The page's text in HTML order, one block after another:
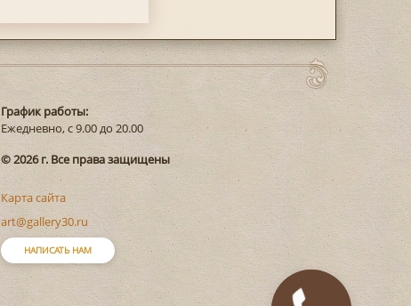
График работы:
Ежедневно, с 9.00 до 20.00
© 2026 г. Все права защищены
Карта сайта
art@gallery30.ru
НАПИСАТЬ НАМ